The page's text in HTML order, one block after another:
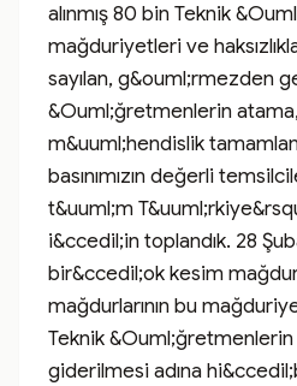
alınmış 80 bin Teknik
mağduriyetleri ve
sayılan, g&ouml;rmezden
&Ouml;ğretmenlerin
m&uuml;hendislik
basınımızın değerli
t&uuml;m
i&ccedil;in toplandık. 28
bir&ccedil;ok kesim
mağdurlarının bu
Teknik
giderilmesi adına